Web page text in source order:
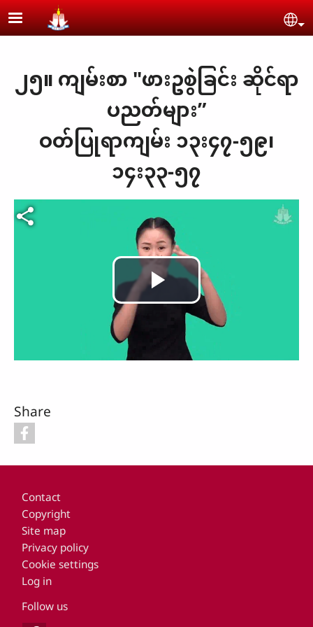
Skip to main content
၂၅။ ကျမ်းစာ "ဖားဥစွဲခြင်း ဆိုင်ရာ
ပညတ်များ”
ဝတ်ပြုရာကျမ်း ၁၃း၄၇-၅၉၊
၁၄း၃၃-၅၇
Video file
Play
Video
Share
Contact
Copyright
Site map
Privacy policy
Cookie settings
Log in
Follow us